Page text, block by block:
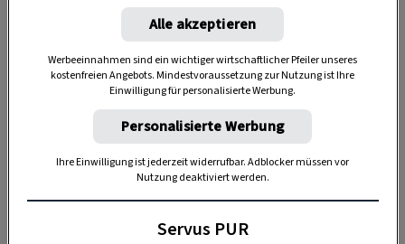
Legenden und rätselhaften Geschichten
umgeben. Für Esoteriker ist er ein „Lichtberg“,
ein Ort voller Energie und Magie. Sie berichten
von Zeitlöchern, in denen Menschen
verschwinden sollen, oder von einem
schlafenden Kaiser, der mit seinem Heer im
Inneren des Berges auf das Jüngste Gericht
Alle akzeptieren
Werbeeinnahmen sind ein wichtiger wirtschaftlicher Pfeiler unseres
kostenfreien Angebots. Mindestvoraussetzung zur Nutzung ist Ihre
Einwilligung für personalisierte Werbung.
Personalisierte Werbung
Ihre Einwilligung ist jederzeit widerrufbar. Adblocker müssen vor
Nutzung deaktiviert werden.
Servus PUR